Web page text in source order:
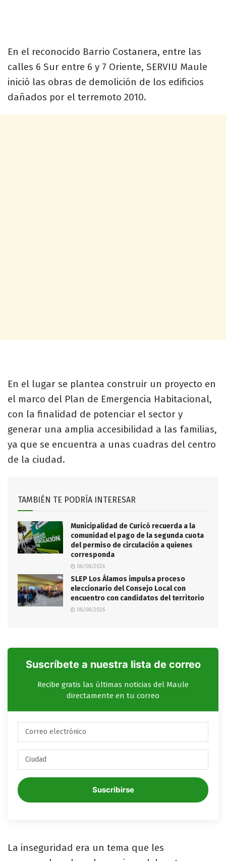
En el reconocido Barrio Costanera, entre las
calles 6 Sur entre 6 y 7 Oriente, SERVIU Maule
inició las obras de demolición de los edificios
dañados por el terremoto 2010.
En el lugar se plantea construir un proyecto en
el marco del Plan de Emergencia Habitacional,
con la finalidad de potenciar el sector y
generar una amplia accesibilidad a las familias,
ya que se encuentra a unas cuadras del centro
de la ciudad.
TAMBIÉN TE PODRÍA INTERESAR
Municipalidad de Curicó recuerda a la
comunidad el pago de la segunda cuota
del permiso de circulación a quienes
corresponda
08/08/2026
SLEP Los Álamos impulsa proceso
eleccionario del Consejo Local con
encuentro con candidatos del territorio
08/08/2026
Suscríbete a nuestra lista de correo
Recibe gratis las últimas noticias del Maule
directamente en tu correo
Suscribirse
La inseguridad era un tema que les